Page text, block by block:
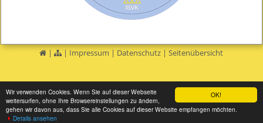
OK!
Wir verwenden Cookies. Wenn Sie auf dieser Webseite
weitersurfen, ohne Ihre Browsereinstellungen zu ändern,
gehen wir davon aus, dass Sie alle Cookies auf dieser Website empfangen möchten.
Details ansehen
| | Impressum | Datenschutz |Seitenübersicht